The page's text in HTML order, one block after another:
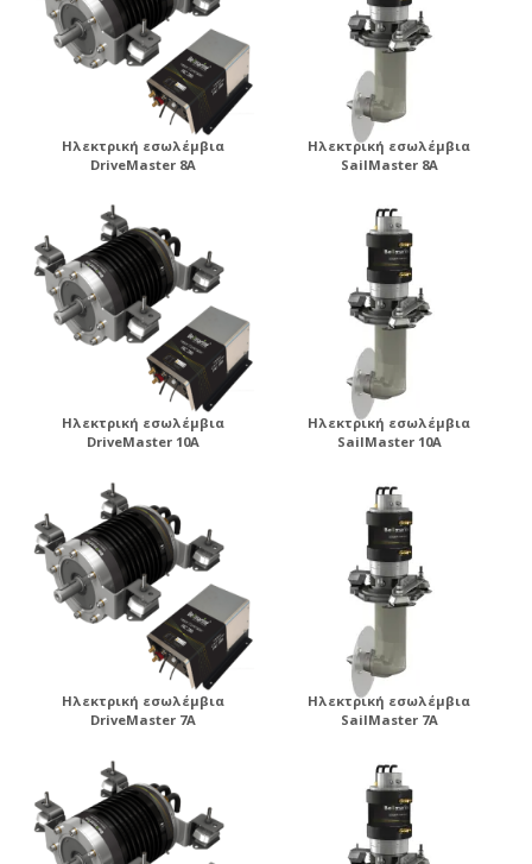
Ηλεκτρική εσωλέμβια
DriveMaster 8A
Ηλεκτρική εσωλέμβια
DriveMaster 10A
Ηλεκτρική εσωλέμβια
DriveMaster 7A
Ηλεκτρική εσωλέμβια
SailMaster 8A
Ηλεκτρική εσωλέμβια
SailMaster 10A
Ηλεκτρική εσωλέμβια
SailMaster 7A